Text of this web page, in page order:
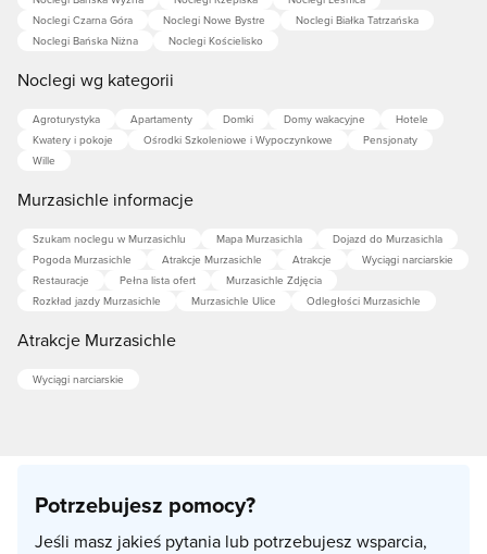
Noclegi Czarna Góra
Noclegi Nowe Bystre
Noclegi Białka Tatrzańska
Noclegi Bańska Niżna
Noclegi Kościelisko
Noclegi wg kategorii
Agroturystyka Apartamenty Domki Domy wakacyjne
Hotele
Kwatery i pokoje
Ośrodki Szkoleniowe i Wypoczynkowe
Pensjonaty
Wille
Murzasichle informacje
Szukam noclegu w Murzasichlu Mapa Murzasichla
Dojazd do Murzasichla
Pogoda Murzasichle
Atrakcje Murzasichle Atrakcje
Wyciągi narciarskie
Restauracje
Pełna lista ofert
Murzasichle Zdjęcia
Rozkład jazdy Murzasichle
Murzasichle Ulice Odległości Murzasichle
Atrakcje Murzasichle
Wyciągi narciarskie
Potrzebujesz pomocy?
Jeśli masz jakieś pytania lub potrzebujesz wsparcia,